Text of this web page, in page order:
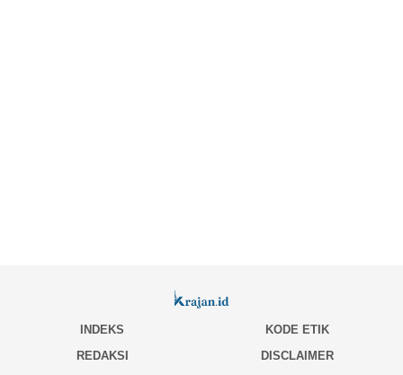
INDEKS
KODE ETIK
REDAKSI
DISCLAIMER